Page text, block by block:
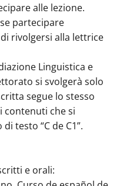
alle lezione.
partecipare
rivolgersi alla lettrice
Linguistica e
si svolgerà solo
segue lo stesso
contenuti che si
testo “C de C1”.
e orali: